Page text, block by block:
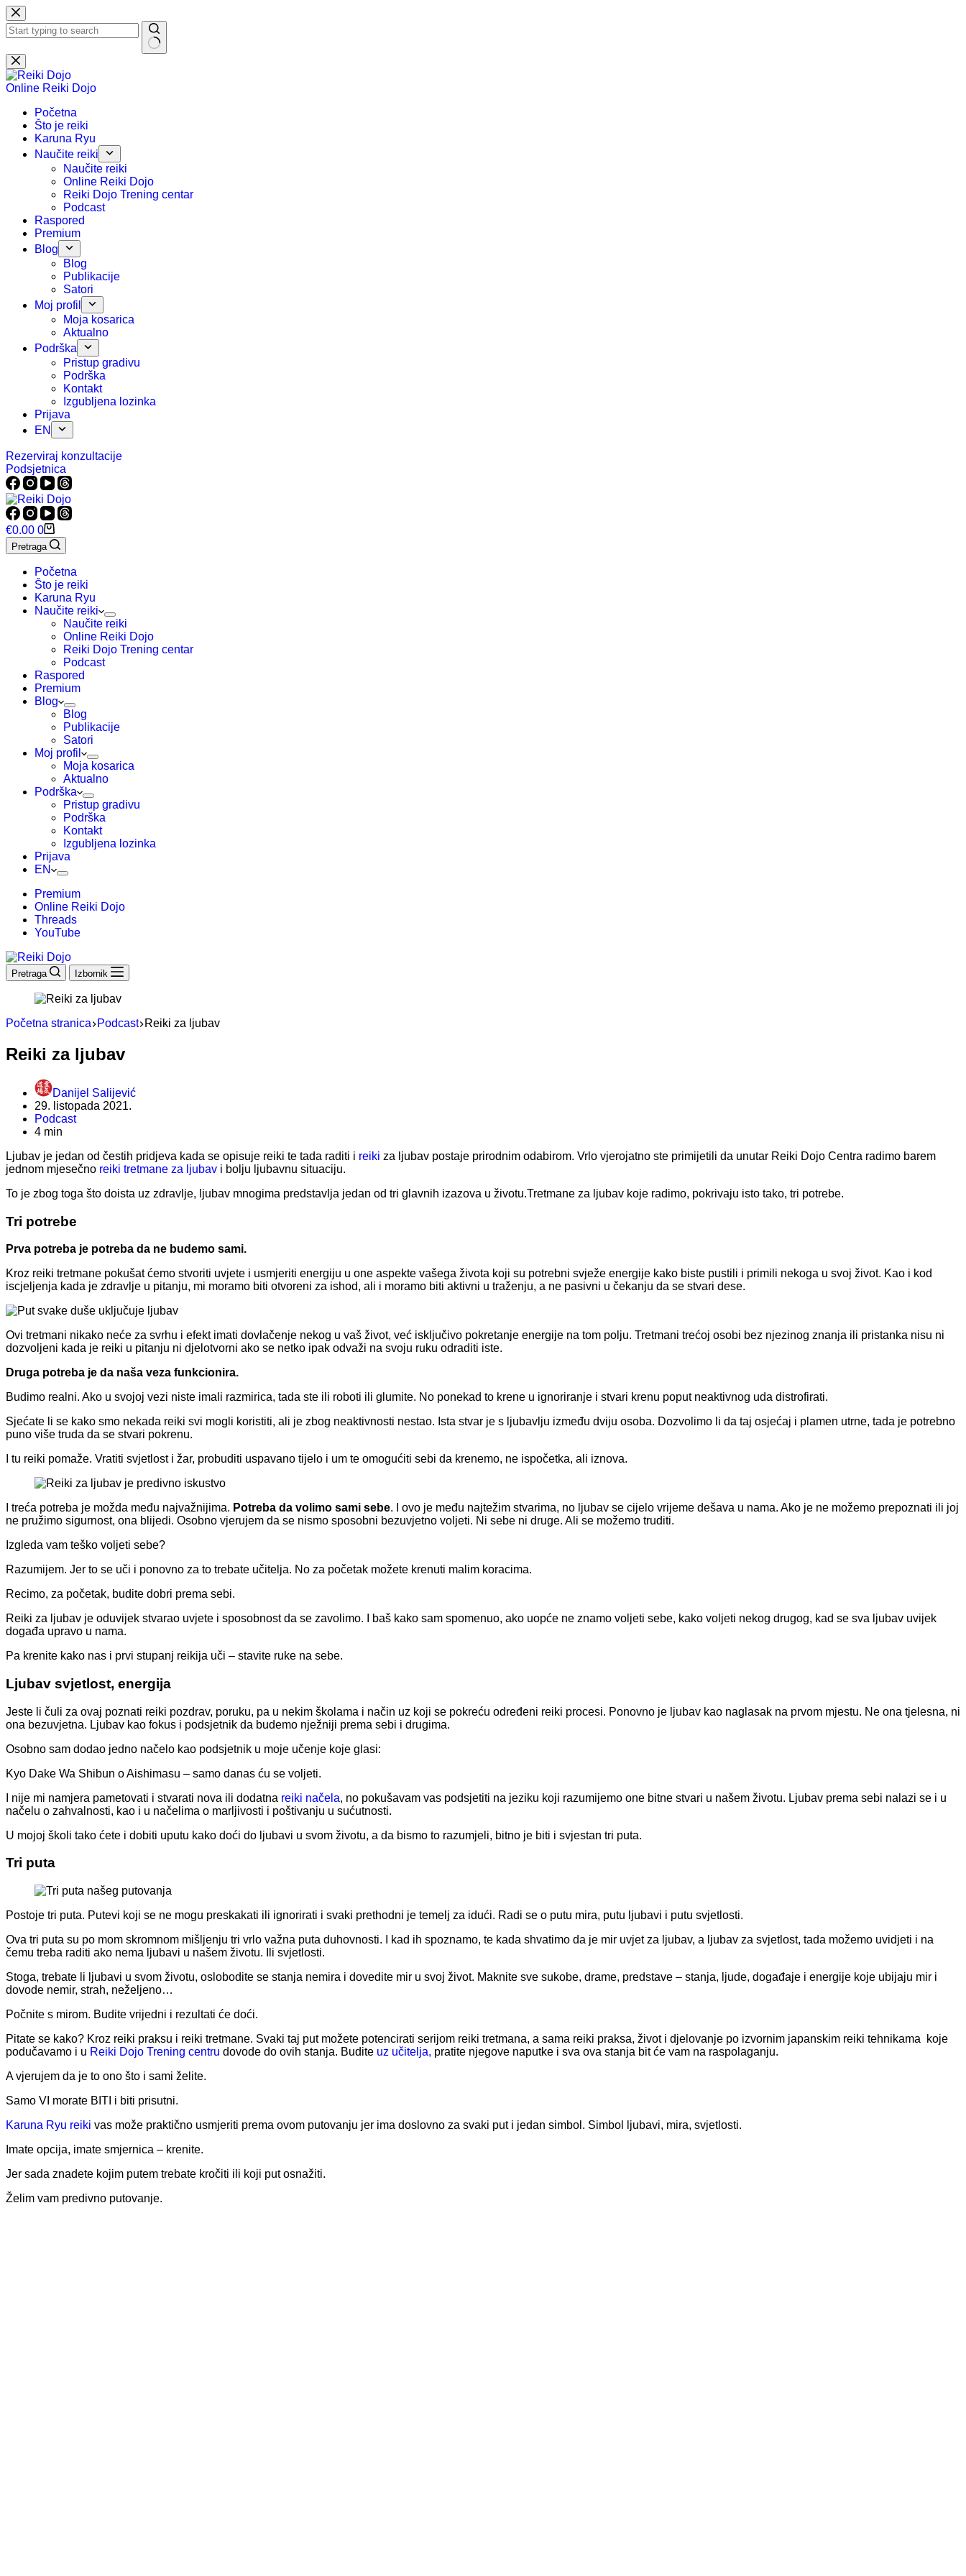
Preskoči
na
sadržaj
Nema
rezultata.
Online Reiki Dojo
Početna
Što je reiki
Karuna Ryu
Naučite reiki
Naučite reiki
Online Reiki Dojo
Reiki Dojo Trening centar
Podcast
Raspored
Premium
Blog
Blog
Publikacije
Satori
Moj profil
Moja kosarica
Aktualno
Podrška
Pristup gradivu
Podrška
Kontakt
Izgubljena lozinka
Prijava
EN
Rezerviraj konzultacije
Podsjetnica
Košarica
€0.00 0
Pretraga
Početna
Što je reiki
Karuna Ryu
Naučite reiki
Naučite reiki
Online Reiki Dojo
Reiki Dojo Trening centar
Podcast
Raspored
Premium
Blog
Blog
Publikacije
Satori
Moj profil
Moja kosarica
Aktualno
Podrška
Pristup gradivu
Podrška
Kontakt
Izgubljena lozinka
Prijava
EN
Premium
Online Reiki Dojo
Threads
YouTube
Pretraga Izbornik
Početna stranica Podcast Reiki za ljubav
Reiki za ljubav
Danijel Salijević
29. listopada 2021.
Podcast
4 min
Ljubav je jedan od čestih pridjeva kada se opisuje reiki te tada raditi i reiki za ljubav postaje prirodnim odabirom. Vrlo vjerojatno ste primijetili da unutar Reiki Dojo Centra radimo barem
jednom mjesečno reiki tretmane za ljubav i bolju ljubavnu situaciju.
To je zbog toga što doista uz zdravlje, ljubav mnogima predstavlja jedan od tri glavnih izazova u životu.Tretmane za ljubav koje radimo, pokrivaju isto tako, tri potrebe.
Tri potrebe
Prva potreba je potreba da ne budemo sami.
Kroz reiki tretmane pokušat ćemo stvoriti uvjete i usmjeriti energiju u one aspekte vašega života koji su potrebni svježe energije kako biste pustili i primili nekoga u svoj život. Kao i kod
iscjeljenja kada je zdravlje u pitanju, mi moramo biti otvoreni za ishod, ali i moramo biti aktivni u traženju, a ne pasivni u čekanju da se stvari dese.
Ovi tretmani nikako neće za svrhu i efekt imati dovlačenje nekog u vaš život, već isključivo pokretanje energije na tom polju. Tretmani trećoj osobi bez njezinog znanja ili pristanka nisu ni
dozvoljeni kada je reiki u pitanju ni djelotvorni ako se netko ipak odvaži na svoju ruku odraditi iste.
Druga potreba je da naša veza funkcionira.
Budimo realni. Ako u svojoj vezi niste imali razmirica, tada ste ili roboti ili glumite. No ponekad to krene u ignoriranje i stvari krenu poput neaktivnog uda distrofirati.
Sjećate li se kako smo nekada reiki svi mogli koristiti, ali je zbog neaktivnosti nestao. Ista stvar je s ljubavlju između dviju osoba. Dozvolimo li da taj osjećaj i plamen utrne, tada je potrebno
puno više truda da se stvari pokrenu.
I tu reiki pomaže. Vratiti svjetlost i žar, probuditi uspavano tijelo i um te omogućiti sebi da krenemo, ne ispočetka, ali iznova.
I treća potreba je možda među najvažnijima. Potreba da volimo sami sebe. I ovo je među najtežim stvarima, no ljubav se cijelo vrijeme dešava u nama. Ako je ne možemo prepoznati ili joj
ne pružimo sigurnost, ona blijedi. Osobno vjerujem da se nismo sposobni bezuvjetno voljeti. Ni sebe ni druge. Ali se možemo truditi.
Izgleda vam teško voljeti sebe?
Razumijem. Jer to se uči i ponovno za to trebate učitelja. No za početak možete krenuti malim koracima.
Recimo, za početak, budite dobri prema sebi.
Reiki za ljubav je oduvijek stvarao uvjete i sposobnost da se zavolimo. I baš kako sam spomenuo, ako uopće ne znamo voljeti sebe, kako voljeti nekog drugog, kad se sva ljubav uvijek
događa upravo u nama.
Pa krenite kako nas i prvi stupanj reikija uči – stavite ruke na sebe.
Ljubav svjetlost, energija
Jeste li čuli za ovaj poznati reiki pozdrav, poruku, pa u nekim školama i način uz koji se pokreću određeni reiki procesi. Ponovno je ljubav kao naglasak na prvom mjestu. Ne ona tjelesna, ni
ona bezuvjetna. Ljubav kao fokus i podsjetnik da budemo nježniji prema sebi i drugima.
Osobno sam dodao jedno načelo kao podsjetnik u moje učenje koje glasi:
Kyo Dake Wa Shibun o Aishimasu – samo danas ću se voljeti.
I nije mi namjera pametovati i stvarati nova ili dodatna reiki načela, no pokušavam vas podsjetiti na jeziku koji razumijemo one bitne stvari u našem životu. Ljubav prema sebi nalazi se i u
načelu o zahvalnosti, kao i u načelima o marljivosti i poštivanju u sućutnosti.
U mojoj školi tako ćete i dobiti uputu kako doći do ljubavi u svom životu, a da bismo to razumjeli, bitno je biti i svjestan tri puta.
Tri puta
Postoje tri puta. Putevi koji se ne mogu preskakati ili ignorirati i svaki prethodni je temelj za idući. Radi se o putu mira, putu ljubavi i putu svjetlosti.
Ova tri puta su po mom skromnom mišljenju tri vrlo važna puta duhovnosti. I kad ih spoznamo, te kada shvatimo da je mir uvjet za ljubav, a ljubav za svjetlost, tada možemo uvidjeti i na
čemu treba raditi ako nema ljubavi u našem životu. Ili svjetlosti.
Stoga, trebate li ljubavi u svom životu, oslobodite se stanja nemira i dovedite mir u svoj život. Maknite sve sukobe, drame, predstave – stanja, ljude, događaje i energije koje ubijaju mir i
dovode nemir, strah, neželjeno…
Počnite s mirom. Budite vrijedni i rezultati će doći.
Pitate se kako? Kroz reiki praksu i reiki tretmane. Svaki taj put možete potencirati serijom reiki tretmana, a sama reiki praksa, život i djelovanje po izvornim japanskim reiki tehnikama koje
podučavamo i u Reiki Dojo Trening centru dovode do ovih stanja. Budite uz učitelja, pratite njegove naputke i sva ova stanja bit će vam na raspolaganju.
A vjerujem da je to ono što i sami želite.
Samo VI morate BITI i biti prisutni.
Karuna Ryu reiki vas može praktično usmjeriti prema ovom putovanju jer ima doslovno za svaki put i jedan simbol. Simbol ljubavi, mira, svjetlosti.
Imate opcija, imate smjernica – krenite.
Jer sada znadete kojim putem trebate kročiti ili koji put osnažiti.
Želim vam predivno putovanje.